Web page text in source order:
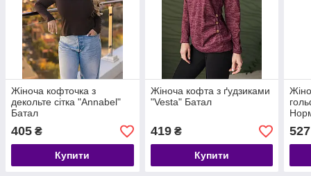
Жіноча кофточка з
декольте сітка "Annabel"
Батал
405 ₴
Купити
Жіноча кофта з ґудзиками
"Vesta" Батал
419₴
Купити
527